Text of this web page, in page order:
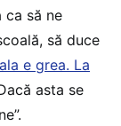
ca să ne
să duce
e grea. La
asta se